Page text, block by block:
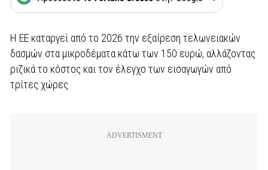
Η ΕΕ καταργεί από το 2026 την εξαίρεση τελωνειακών
δασμών στα μικροδέματα κάτω των 150 ευρώ, αλλάζοντας
ριζικά το κόστος και τον έλεγχο των εισαγωγών από
τρίτες χώρες